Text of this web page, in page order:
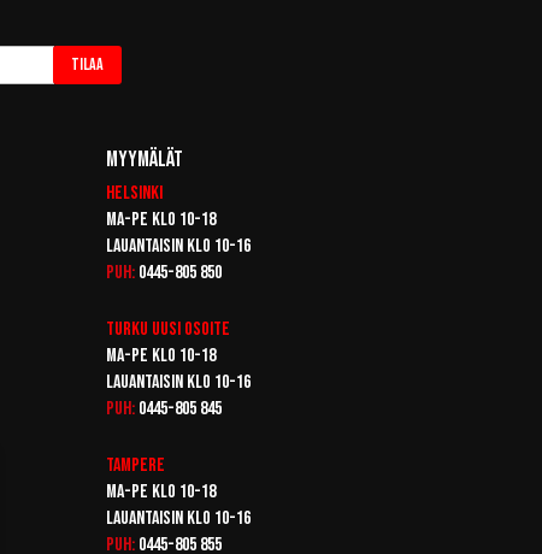
Tilaa
Myymälät
Helsinki
Ma-pe klo 10-18
Lauantaisin klo 10-16
Puh: 0445-805 850
Turku Uusi osoite
Ma-pe klo 10-18
Lauantaisin klo 10-16
Puh: 0445-805 845
Tampere
Ma-pe klo 10-18
Lauantaisin klo 10-16
Puh: 0445-805 855